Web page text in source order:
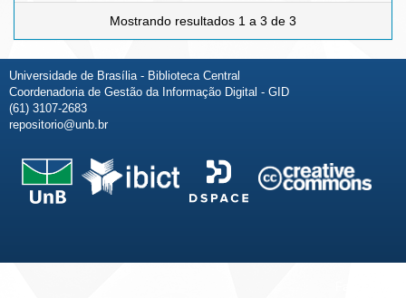
Mostrando resultados 1 a 3 de 3
Universidade de Brasília - Biblioteca Central
Coordenadoria de Gestão da Informação Digital - GID
(61) 3107-2683
repositorio@unb.br